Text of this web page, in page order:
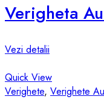
Vezi detalii
Quick View
Verighete, Verighete